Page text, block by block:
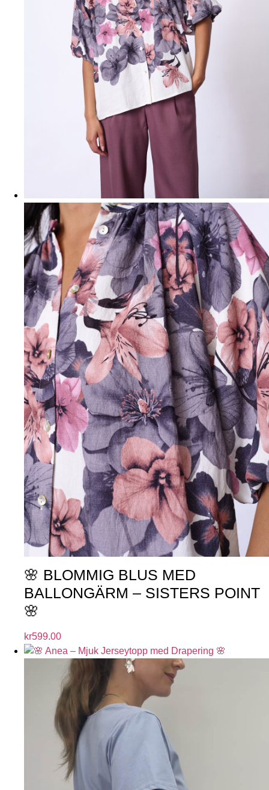
🌸 BLOMMIG BLUS MED
BALLONGÄRM – SISTERS POINT
🌸
kr599.00